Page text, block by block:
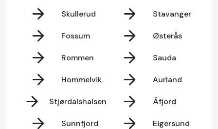
Skullerud Stavanger
Fossum Østerås
Rommen Sauda
Hommelvik Aurland
Stjørdalshalsen Åfjord
Sunnfjord Eigersund